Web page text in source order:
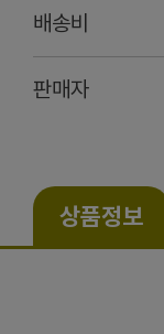
배송비
판매자
상품정보